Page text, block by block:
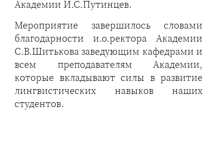
Академии И.С.Путинцев.
Мероприятие завершилось словами
благодарности и.о.ректора Академии
С.В.Шитькова заведующим кафедрами и
всем преподавателям Академии,
которые вкладывают силы в развитие
лингвистических навыков наших
студентов.